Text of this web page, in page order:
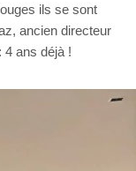
ils se sont
ancien directeur
4 ans déjà !